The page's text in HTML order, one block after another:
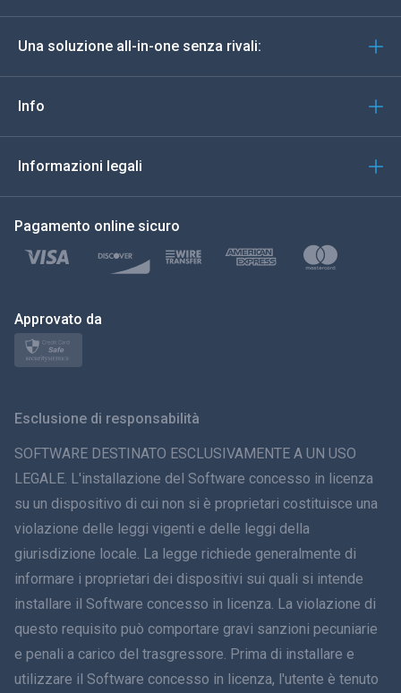
Deutsch
Türkçe
Polski
日本
ภาษาไทย
Dansk
हिंदी
עברית
Una soluzione all-in-one senza rivali:
Info
Informazioni legali
Pagamento online sicuro
Approvato da
Esclusione di responsabilità
SOFTWARE DESTINATO ESCLUSIVAMENTE A UN USO
LEGALE. L'installazione del Software concesso in licenza
su un dispositivo di cui non si è proprietari costituisce una
violazione delle leggi vigenti e delle leggi della
giurisdizione locale. La legge richiede generalmente di
informare i proprietari dei dispositivi sui quali si intende
installare il Software concesso in licenza. La violazione di
questo requisito può comportare gravi sanzioni pecuniarie
e penali a carico del trasgressore. Prima di installare e
utilizzare il Software concesso in licenza, l'utente è tenuto